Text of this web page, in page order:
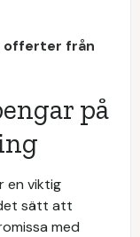
offerter från
på
en viktig
sätt att
med